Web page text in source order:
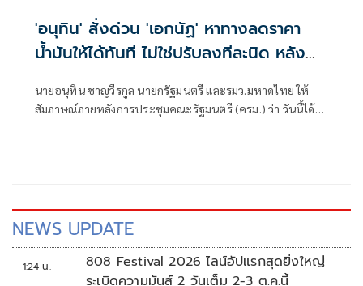
'อนุทิน' สั่งด่วน 'เอกนัฏ' หาทางลดราคา
น้ำมันให้ได้ทันที ไม่ใช่ปรับลงทีละนิด หลัง
นายอนุทิน ชาญวีรกูล นายกรัฐมนตรี และรมว.มหาดไทย ให้
สัมภาษณ์ภายหลังการประชุมคณะรัฐมนตรี (ครม.) ว่า วันนี้ได้สั่ง
NEWS UPDATE
1:24 น.
808 Festival 2026 ไลน์อัปแรกสุดยิ่งใหญ่
ระเบิดความมันส์ 2 วันเต็ม 2-3 ต.ค.นี้